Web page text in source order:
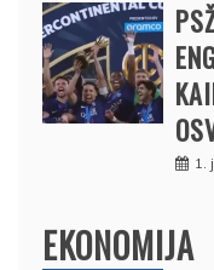
1.
EKONOMIJA